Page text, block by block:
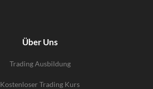
Über Uns
Trading Ausbildung
Kostenloser Trading Kurs